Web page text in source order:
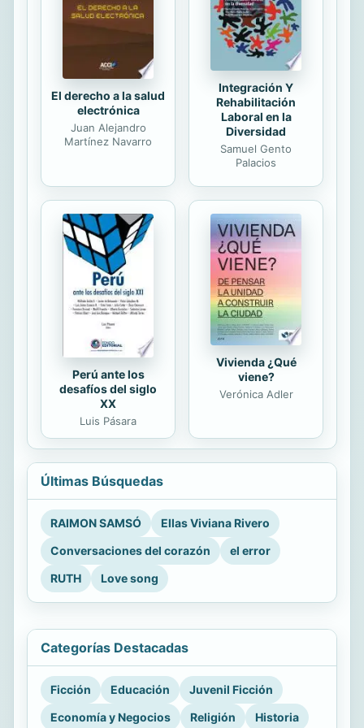
El derecho a la salud
electrónica
Juan Alejandro
Martínez Navarro
Integración Y
Rehabilitación
Laboral en la
Diversidad
Samuel Gento
Palacios
Perú ante los
desafíos del siglo
XX
Luis Pásara
Vivienda ¿Qué
viene?
Verónica Adler
Últimas Búsquedas
RAIMON SAMSÓ
Ellas Viviana Rivero
Conversaciones del corazón
el error
RUTH
Love song
Categorías Destacadas
Ficción Educación
Juvenil Ficción
Economía y Negocios
Religión Historia